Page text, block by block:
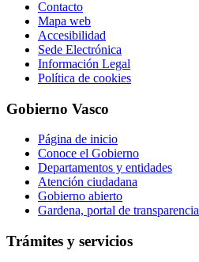
Contacto
Mapa web
Accesibilidad
Sede Electrónica
Información Legal
Política de cookies
Gobierno Vasco
Página de inicio
Conoce el Gobierno
Departamentos y entidades
Atención ciudadana
Gobierno abierto
Gardena, portal de transparencia
Trámites y servicios